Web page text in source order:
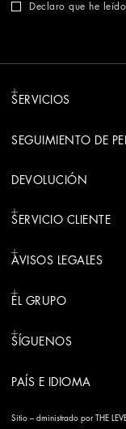
Declaro que he
SERVICIOS
SEGUIMIENTO DE
DEVOLUCIÓN
SERVICIO CLIENTE
AVISOS LEGALES
EL GRUPO
SÍGUENOS
PAÍS E IDIOMA
Sitio – dministrado por THE